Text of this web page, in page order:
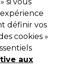
Tête
de
définir vos
cookies »
aux